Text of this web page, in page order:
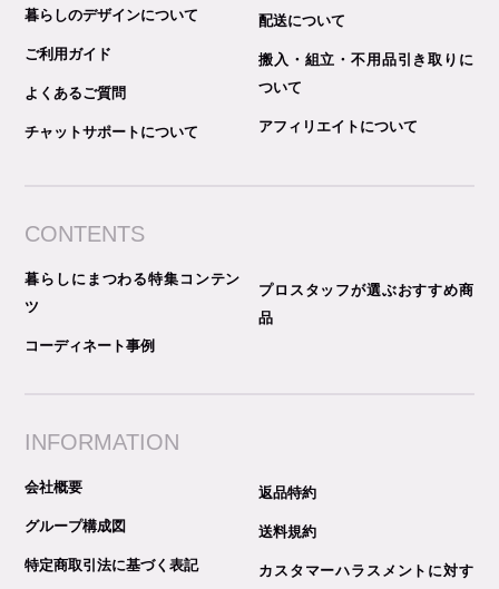
暮らしのデザインについて
ご利用ガイド
よくあるご質問
チャットサポートについて
配送について
搬入・組立・不用品引き取りに
ついて
アフィリエイトについて
CONTENTS
暮らしにまつわる特集コンテン
ツ
コーディネート事例
プロスタッフが選ぶおすすめ商
品
INFORMATION
会社概要
グループ構成図
特定商取引法に基づく表記
返品特約
送料規約
カスタマーハラスメントに対す